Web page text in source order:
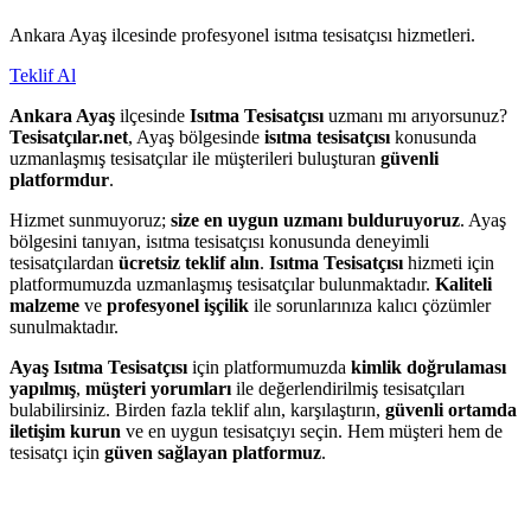
Ankara Ayaş ilcesinde profesyonel isıtma tesisatçısı hizmetleri.
Teklif Al
Ankara Ayaş ilçesinde Isıtma Tesisatçısı uzmanı mı arıyorsunuz?
Tesisatçılar.net, Ayaş bölgesinde isıtma tesisatçısı konusunda
uzmanlaşmış tesisatçılar ile müşterileri buluşturan güvenli
platformdur.
Hizmet sunmuyoruz; size en uygun uzmanı bulduruyoruz. Ayaş
bölgesini tanıyan, isıtma tesisatçısı konusunda deneyimli
tesisatçılardan ücretsiz teklif alın. Isıtma Tesisatçısı hizmeti için
platformumuzda uzmanlaşmış tesisatçılar bulunmaktadır. Kaliteli
malzeme ve profesyonel işçilik ile sorunlarınıza kalıcı çözümler
sunulmaktadır.
Ayaş Isıtma Tesisatçısı için platformumuzda kimlik doğrulaması
yapılmış, müşteri yorumları ile değerlendirilmiş tesisatçıları
bulabilirsiniz. Birden fazla teklif alın, karşılaştırın, güvenli ortamda
iletişim kurun ve en uygun tesisatçıyı seçin. Hem müşteri hem de
tesisatçı için güven sağlayan platformuz.